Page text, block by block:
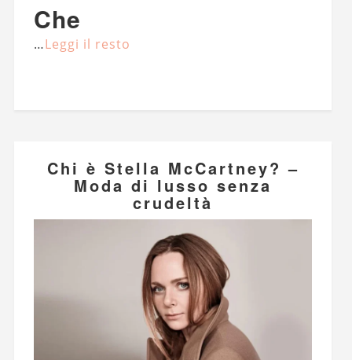
Che
…Leggi il resto
Chi è Stella McCartney? –
Moda di lusso senza
crudeltà